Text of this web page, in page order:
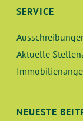
SERVICE
Aktuelle
NEUESTE